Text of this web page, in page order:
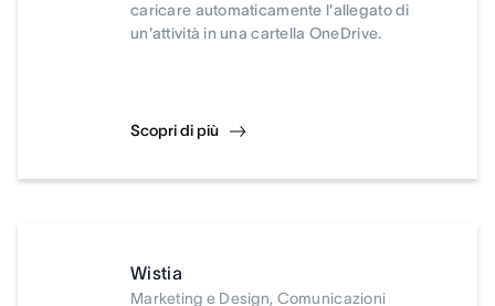
caricare automaticamente l'allegato di
un'attività in una cartella OneDrive.
Scopri di più
Wistia
Marketing e Design, Comunicazioni